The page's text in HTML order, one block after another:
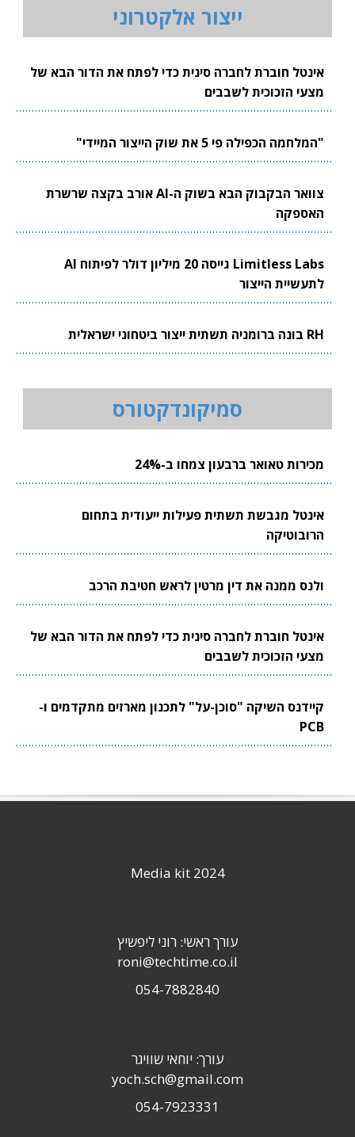
ייצור אלקטרוני
אינטל חוברת לחברה סינית כדי לפתח את הדור הבא של
מצעי הזכוכית לשבבים
"המלחמה הכפילה פי 5 את שוק הייצור המיידי"
צוואר הבקבוק הבא בשוק ה-AI אורב בקצה שרשרת
האספקה
Limitless Labs גייסה 20 מיליון דולר לפיתוח AI
לתעשיית הייצור
RH בונה ברומניה תשתית ייצור ביטחוני ישראלית
סמיקונדקטורס
מכירות טאואר ברבעון צמחו ב-24%
אינטל מגבשת תשתית פעילות ייעודית בתחום
הרובוטיקה
ולנס ממנה את דין מרטין לראש חטיבת הרכב
אינטל חוברת לחברה סינית כדי לפתח את הדור הבא של
מצעי הזכוכית לשבבים
קיידנס השיקה "סוכן-על" לתכנון מארזים מתקדמים ו-
PCB
Media kit 2024
עורך ראשי: רוני ליפשיץ
roni@techtime.co.il
054-7882840
עורך: יוחאי שוויגר
yoch.sch@gmail.com
054-7923331